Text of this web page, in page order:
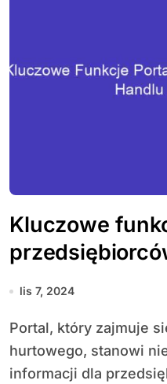
Kluczowe
hurtowym
lis 7, 2024
Portal, który zajmuje się tematyką handlu
hurtowego, stanowi
informacji dla